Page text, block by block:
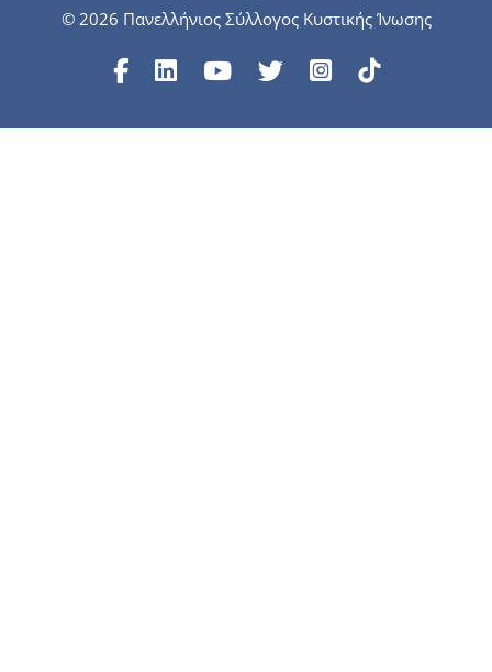
© 2026 Πανελλήνιος Σύλλογος Κυστικής Ίνωσης